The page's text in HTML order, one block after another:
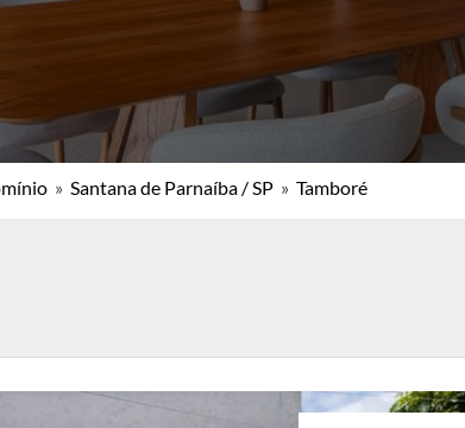
» Santana de Parnaíba / SP » Tamboré